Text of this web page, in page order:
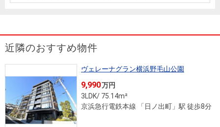
す
投
資
用
物
件
を
用物
売却
時手
取り
金額
試算
沿革
本社地
図
ニュース
会社案内
（電子ブ
ック版）
会員ページ
近隣のおすすめ物件
ヴェレーナグラン横浜野毛山公園
9,990万円
3LDK/ 75.14m²
京浜急行電鉄本線 「日ノ出町」駅 徒歩8分